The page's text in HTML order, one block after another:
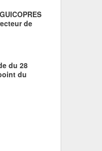
de
du 28
du